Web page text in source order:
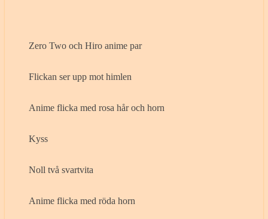
Zero Two och Hiro anime par
Flickan ser upp mot himlen
Anime flicka med rosa hår och horn
Kyss
Noll två svartvita
Anime flicka med röda horn